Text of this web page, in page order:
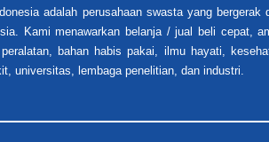
adalah perusahaan swasta yang bergerak
Kami menawarkan belanja / jual beli cepat,
bahan habis pakai, ilmu hayati,
universitas, lembaga penelitian, dan industri.